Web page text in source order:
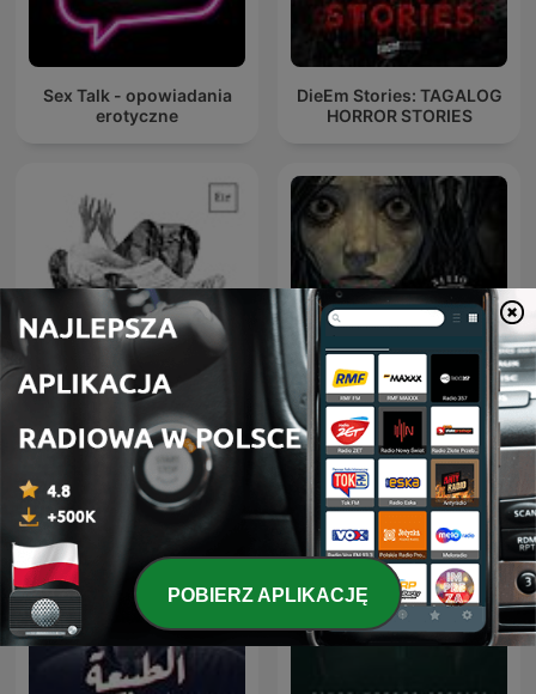
Sex Talk - opowiadania
erotyczne
DieEm Stories: TAGALOG
HORROR STORIES
Podcast na dobranoc
Sitio Bangungot - Pinoy
Horror Stories for Sleep
Podcast
POBIERZ APLIKACJĘ